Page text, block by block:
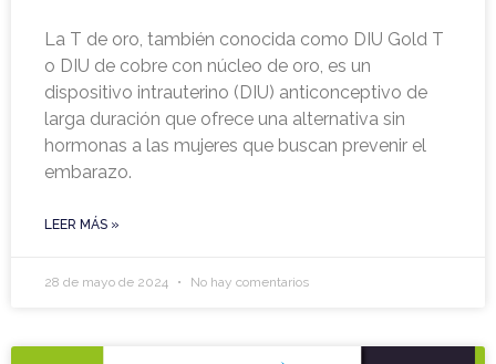
La T de oro, también conocida como DIU Gold T
o DIU de cobre con núcleo de oro, es un
dispositivo intrauterino (DIU) anticonceptivo de
larga duración que ofrece una alternativa sin
hormonas a las mujeres que buscan prevenir el
embarazo.
LEER MÁS »
28 de mayo de 2024 No hay comentarios